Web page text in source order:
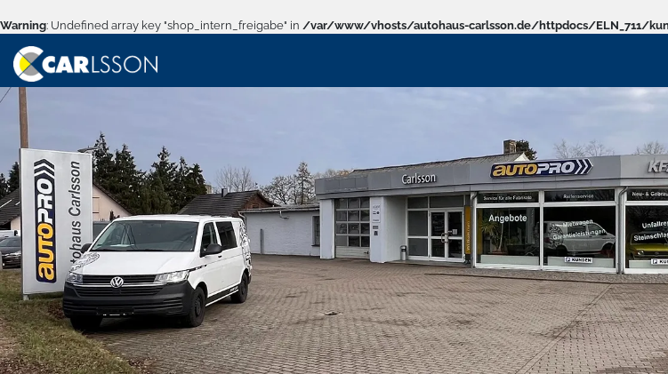
Warning: Undefined array key "shop_intern_freigabe" in /var/www/vhosts/autohaus-carlsson.de/httpdocs/ELN_711/